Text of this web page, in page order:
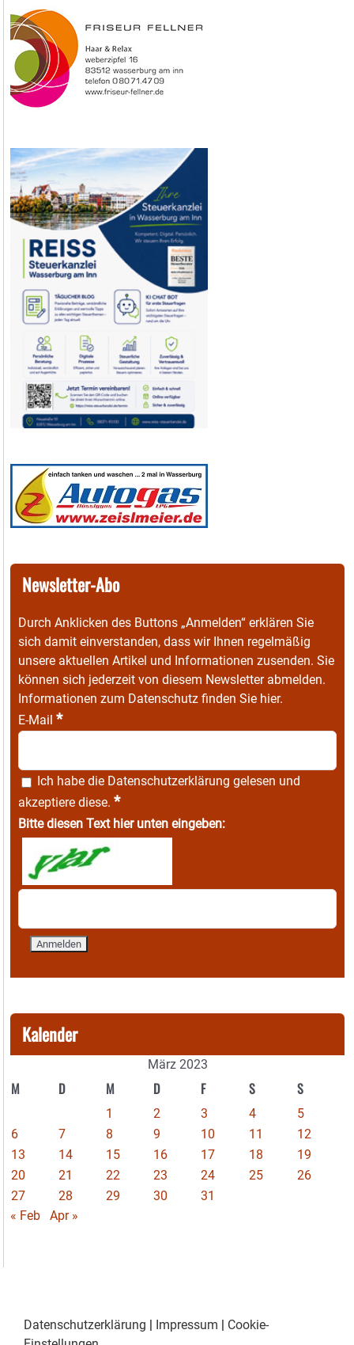
Newsletter-Abo
Durch Anklicken des Buttons „Anmelden“ erklären Sie
sich damit einverstanden, dass wir Ihnen regelmäßig
unsere aktuellen Artikel und Informationen zusenden. Sie
können sich jederzeit von diesem Newsletter abmelden.
Informationen zum Datenschutz finden Sie hier.
E-Mail *
Ich habe die Datenschutzerklärung gelesen und
akzeptiere diese. *
Bitte diesen Text hier unten eingeben:
Kalender
März 2023
M D M D F S S
1 2 3 4
5
6
7 8 9 10 11
12
13
14 15 16 17 18
19
20
21 22 23 24 25
26
27
28 29 30
31
« Feb
Apr »
Datenschutzerklärung Impressum
Cookie-